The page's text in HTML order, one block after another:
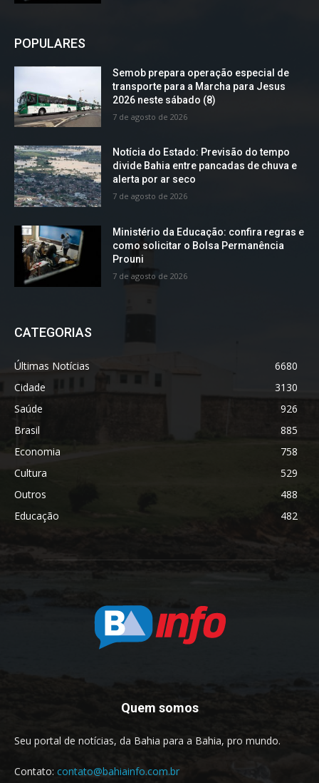
POPULARES
Semob prepara operação especial de
transporte para a Marcha para Jesus
2026 neste sábado (8)
7 de agosto de 2026
Notícia do Estado: Previsão do tempo
divide Bahia entre pancadas de chuva e
alerta por ar seco
7 de agosto de 2026
Ministério da Educação: confira regras e
como solicitar o Bolsa Permanência
Prouni
7 de agosto de 2026
CATEGORIAS
Últimas Notícias
6680
Cidade
3130
Saúde
926
Brasil
885
Economia
758
Cultura
529
Outros
488
Educação
482
Quem somos
Seu portal de notícias, da Bahia para a Bahia, pro mundo.
Contato: contato@bahiainfo.com.br